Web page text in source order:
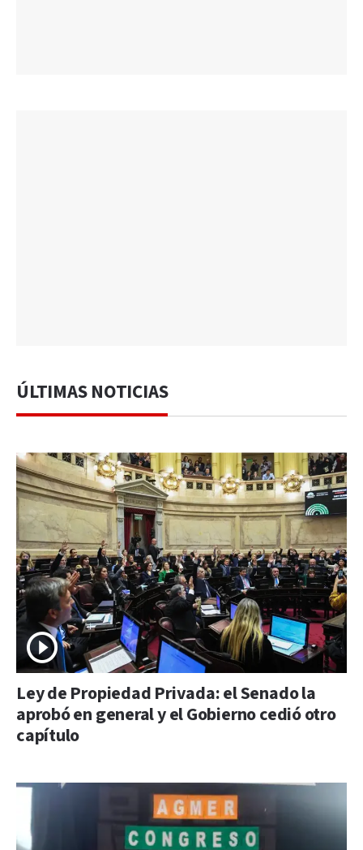
ÚLTIMAS NOTICIAS
Ley de Propiedad Privada: el Senado la
aprobó en general y el Gobierno cedió otro
capítulo